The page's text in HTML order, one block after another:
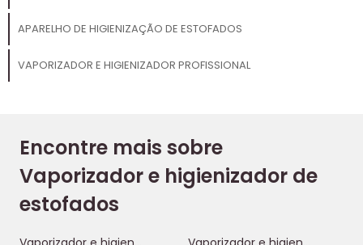
APARELHO DE HIGIENIZAÇÃO DE ESTOFADOS
VAPORIZADOR E HIGIENIZADOR PROFISSIONAL
Encontre mais sobre
Vaporizador e higienizador de
estofados